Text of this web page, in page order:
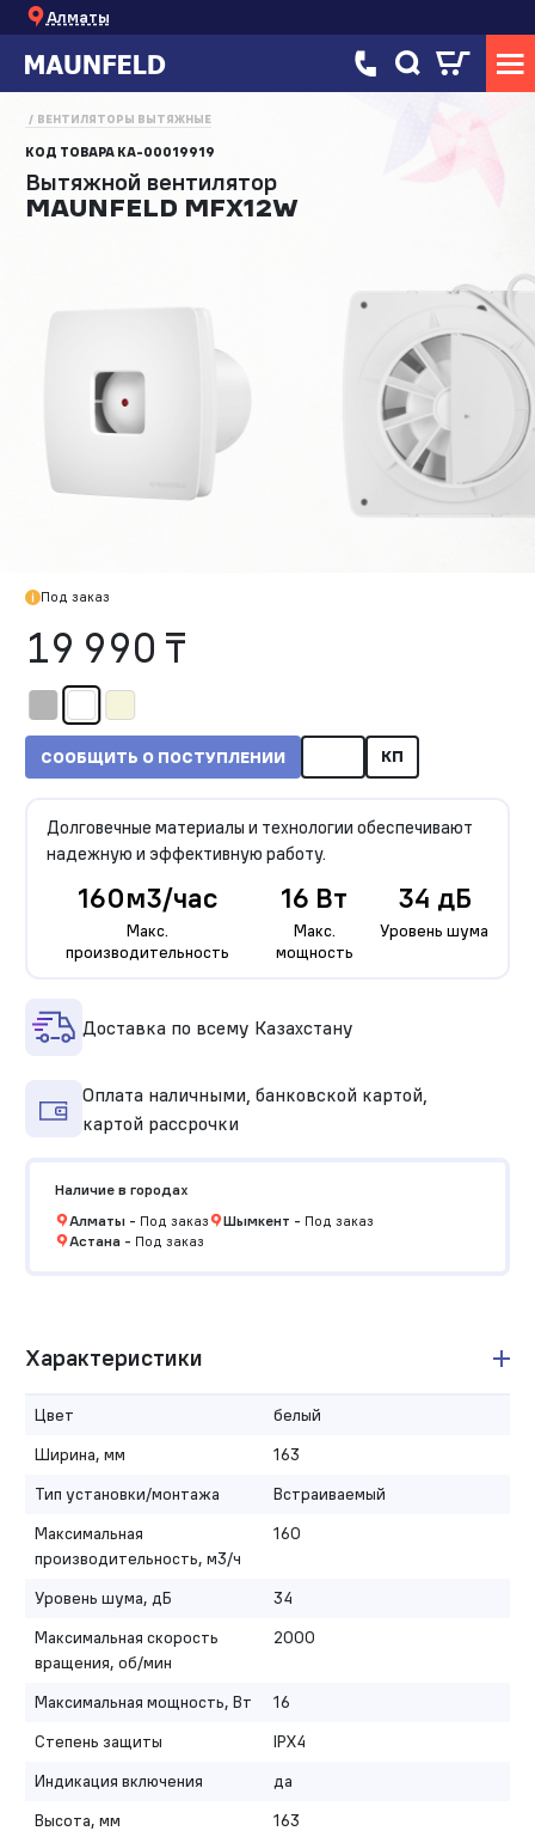
Алматы
ВЕНТИЛЯТОРЫ ВЫТЯЖНЫЕ
КОД ТОВАРА КА-00019919
Вытяжной вентилятор
MAUNFELD MFX12W
Под заказ
19 990 ₸
СООБЩИТЬ О ПОСТУПЛЕНИИ КП
Долговечные материалы и технологии обеспечивают
надежную и эффективную работу.
160м3/час
Макс.
производительность
16 Вт
Макс.
мощность
34 дБ
Уровень шума
Доставка по всему Казахстану
Оплата наличными, банковской картой,
картой рассрочки
Наличие в городах
Алматы- Под заказ Шымкент - Под заказ
Астана- Под заказ
Характеристики
Цвет
белый
Ширина, мм
163
Тип установки/монтажа
Встраиваемый
Максимальная
производительность, м3/ч
160
Уровень шума, дБ
34
Максимальная скорость
вращения, об/мин
2000
Максимальная мощность, Вт
16
Степень защиты
IPX4
Индикация включения
да
Высота, мм
163